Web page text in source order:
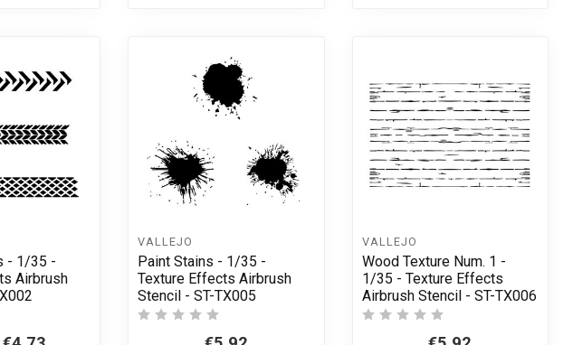
- 1/35 -
Airbrush
VALLEJO
Paint Stains - 1/35 -
Texture Effects Airbrush
Stencil - ST-TX005
VALLEJO
Wood Texture Num. 1 -
1/35 - Texture Effects
Airbrush Stencil - ST-TX006